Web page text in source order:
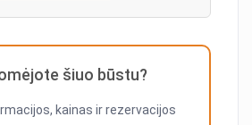
šiuo būstu?
kainas ir rezervacijos